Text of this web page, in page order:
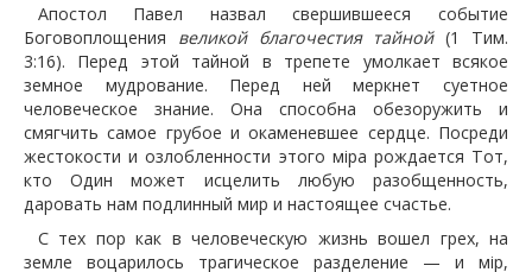
Апостол Павел назвал свершившееся событие
Боговоплощения великой благочестия тайной(1 Тим.
3:16). Перед этой тайной в трепете умолкает всякое
земное мудрование. Перед ней меркнет суетное
человеческое знание. Она способна обезоружить и
смягчить самое грубое и окаменевшее сердце. Посреди
жестокости и озлобленности этого мipa рождается Тот,
кто Один может исцелить любую разобщенность,
даровать нам подлинный мир и настоящее счастье.
С тех пор как в человеческую жизнь вошел грех, на
земле воцарилось трагическое разделение — и мip,